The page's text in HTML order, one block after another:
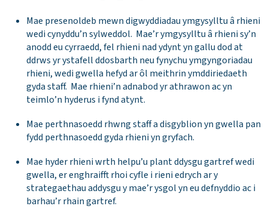
Mae presenoldeb mewn digwyddiadau ymgysylltu â rhieni
wedi cynyddu’n sylweddol. Mae’r ymgysylltu â rhieni sy’n
anodd eu cyrraedd, fel rhieni nad ydynt yn gallu dod at
ddrws yr ystafell ddosbarth neu fynychu ymgyngoriadau
rhieni, wedi gwella hefyd ar ôl meithrin ymddiriedaeth
gyda staff. Mae rhieni’n adnabod yr athrawon ac yn
teimlo’n hyderus i fynd atynt.
Mae perthnasoedd rhwng staff a disgyblion yn gwella pan
fydd perthnasoedd gyda rhieni yn gryfach.
Mae hyder rhieni wrth helpu’u plant ddysgu gartref wedi
gwella, er enghraifft rhoi cyfle i rieni edrych ar y
strategaethau addysgu y mae’r ysgol yn eu defnyddio ac i
barhau’r rhain gartref.